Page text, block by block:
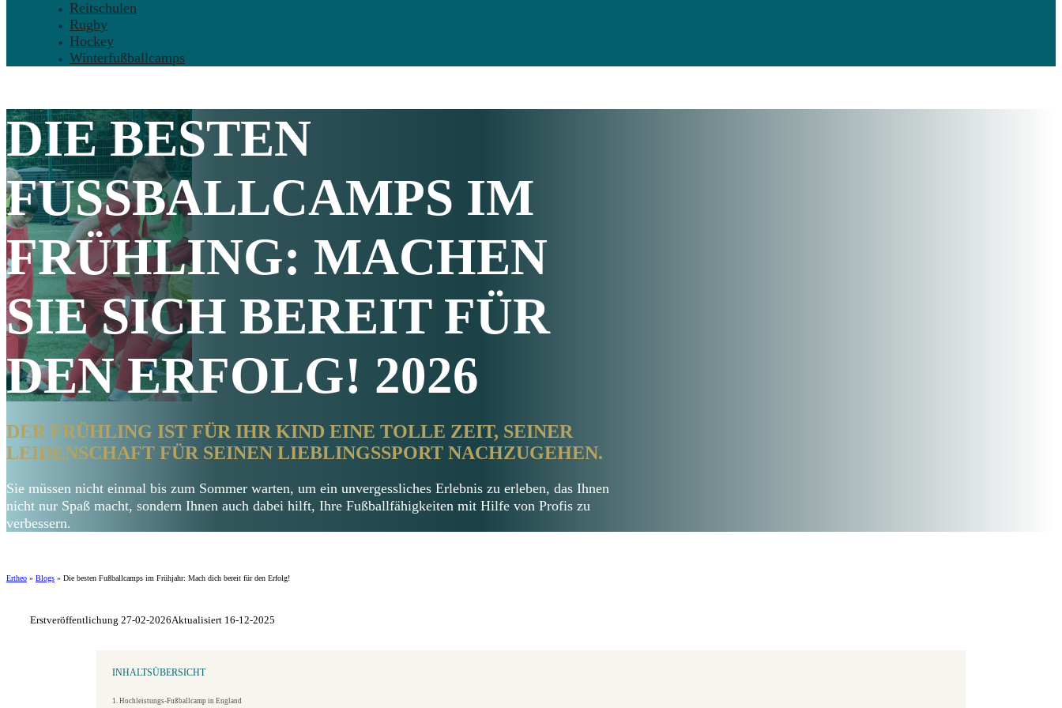
Reitschulen
Rugby
Hockey
Winterfußballcamps
DIE BESTEN
FUSSBALLCAMPS IM F
RÜHLING
: MACHEN
SIE SICH BEREIT FÜR
DEN ERFOLG! 2026
DER FRÜHLING IST FÜR IHR KIND EINE TOLLE ZEIT, SEINER
LEIDENSCHAFT FÜR SEINEN LIEBLINGSSPORT NACHZUGEHEN.
Sie müssen nicht einmal bis zum Sommer warten, um ein unvergessliches Erlebnis zu erleben, das Ihnen
nicht nur Spaß macht, sondern Ihnen auch dabei hilft, Ihre Fußballfähigkeiten mit Hilfe von Profis zu
verbessern.
Ertheo » Blogs » Die besten Fußballcamps im Frühjahr: Mach dich bereit für den Erfolg!
Erstveröffentlichung 27-02-2026Aktualisiert 16-12-2025
INHALTSÜBERSICHT
1. Hochleistungs-Fußballcamp in England